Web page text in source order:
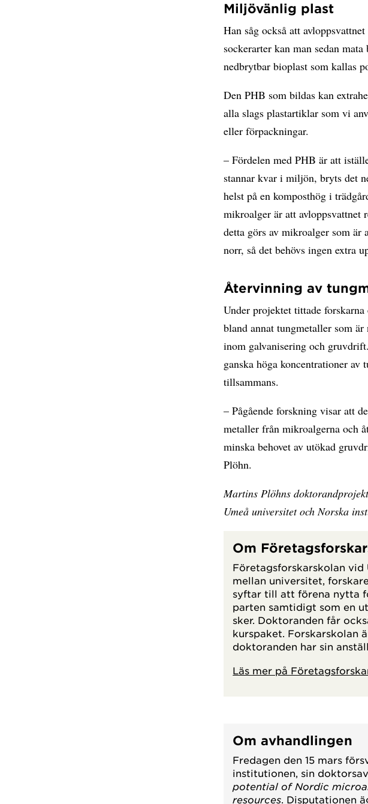
Miljövänlig plast
Han såg också att
sockerarter kan man sedan
nedbrytbar bioplast som kallas
Den PHB som bildas kan
alla slags plastartiklar som vi
eller förpackningar.
– Fördelen med PHB är att
stannar kvar i miljön, bryts det
helst på en komposthög i
mikroalger är att
detta görs av mikroalger som är
norr, så det behövs ingen extra
Återvinning av
Under projektet tittade
bland annat tungmetaller som
inom galvanisering och
ganska höga koncentrationer av
tillsammans.
– Pågående forskning visar att
metaller från mikroalgerna och
minska behovet av utökad
Plöhn.
Martins Plöhns
Umeå universitet och Norska
Om
Företagsforskarskolan
mellan universitet,
syftar till att förena nytta
parten samtidigt som en
sker. Doktoranden får
kurspaket. Forskarskolan
doktoranden har sin
Läs mer på
Om avhandlingen
Fredagen den 15 mars
institutionen, sin
potential of Nordic
resources. Disputationen